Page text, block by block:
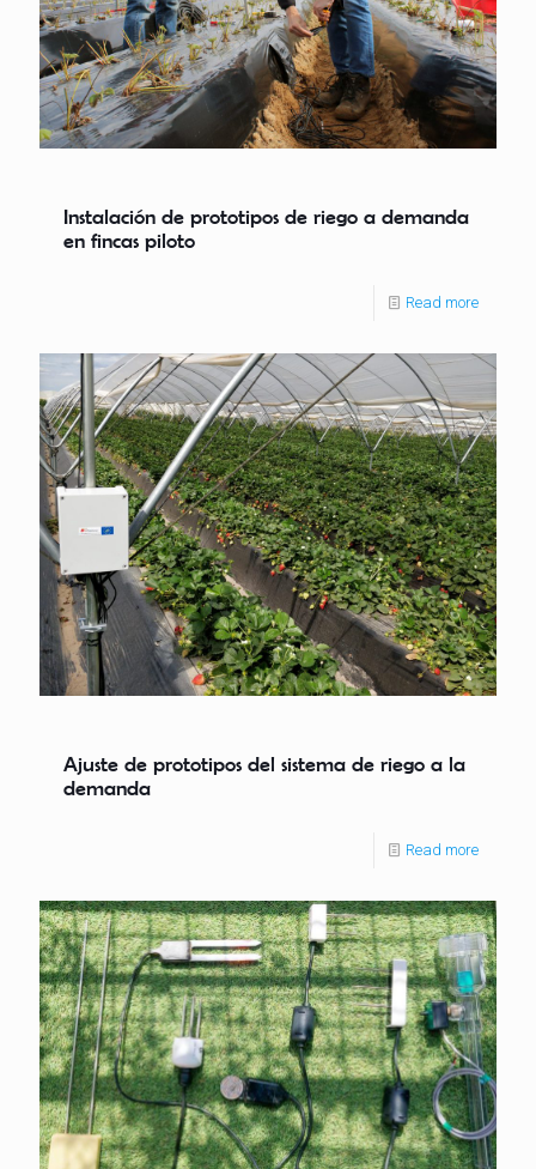
Instalación de prototipos de riego a demanda
en fincas piloto
Read more
Ajuste de prototipos del sistema de riego a la
demanda
Read more